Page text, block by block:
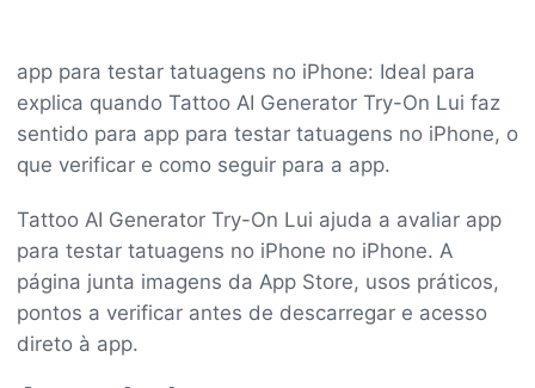
app para testar tatuagens no iPhone: Ideal para
explica quando Tattoo AI Generator Try-On Lui faz
sentido para app para testar tatuagens no iPhone, o
que verificar e como seguir para a app.
Tattoo AI Generator Try-On Lui ajuda a avaliar app
para testar tatuagens no iPhone no iPhone. A
página junta imagens da App Store, usos práticos,
pontos a verificar antes de descarregar e acesso
direto à app.